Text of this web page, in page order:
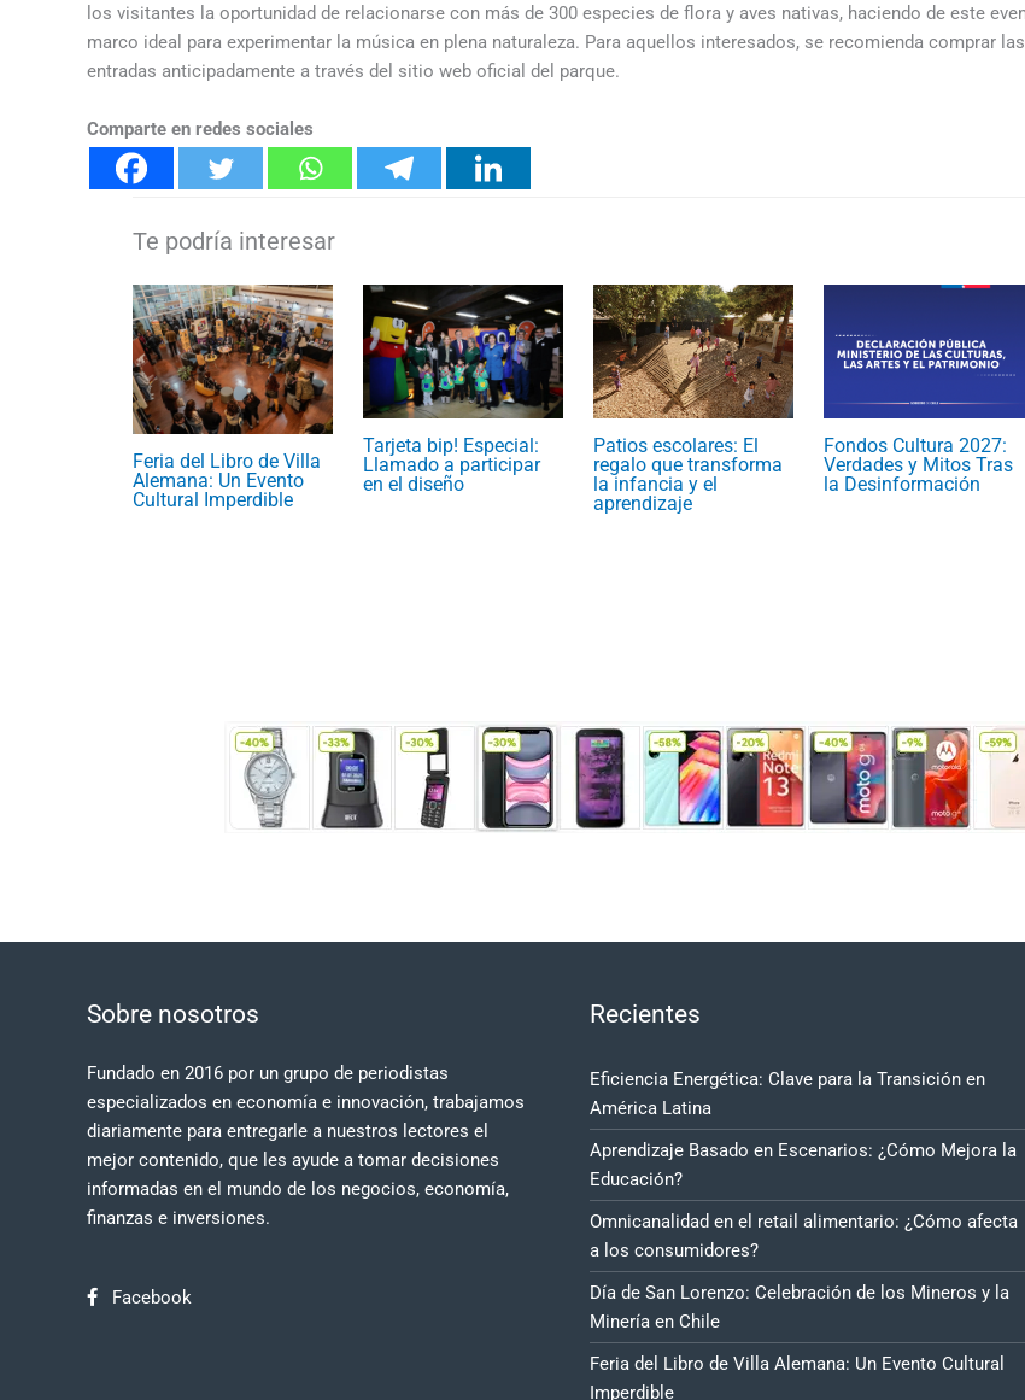
los visitantes la oportunidad de relacionarse con más de 300 especies de flora y aves nativas, haciendo de este
marco ideal para experimentar la música en plena naturaleza. Para aquellos interesados, se recomienda comprar las
entradas anticipadamente a través del sitio web oficial del parque.
Comparte en redes sociales
Feria del Libro de Villa
Alemana: Un Evento
Cultural Imperdible
Tarjeta bip! Especial:
Llamado a participar
en el diseño
Patios escolares: El
regalo que transforma
la infancia y el
aprendizaje
Fondos Cultura 2027:
Verdades y Mitos Tras
la Desinformación
Sobre nosotros
Fundado en 2016 por un grupo de periodistas
especializados en economía e innovación, trabajamos
diariamente para entregarle a nuestros lectores el
mejor contenido, que les ayude a tomar decisiones
informadas en el mundo de los negocios, economía,
finanzas e inversiones.
Facebook
Recientes
Eficiencia Energética: Clave para la Transición en
América Latina
Aprendizaje Basado en Escenarios: ¿Cómo Mejora la
Educación?
Omnicanalidad en el retail alimentario: ¿Cómo afecta
a los consumidores?
Día de San Lorenzo: Celebración de los Mineros y la
Minería en Chile
Feria del Libro de Villa Alemana: Un Evento Cultural
Imperdible